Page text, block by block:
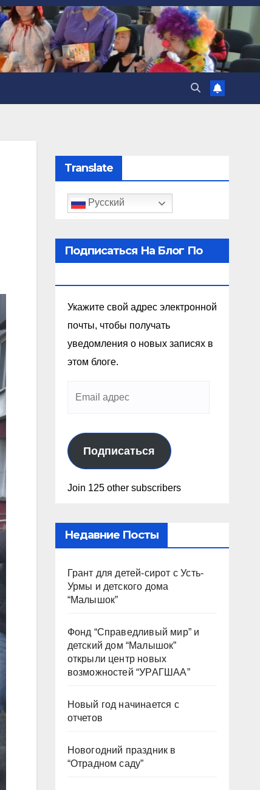
Translate
Русский
Подписаться На Блог По
Укажите свой адрес электронной
почты, чтобы получать
уведомления о новых записях в
этом блоге.
Подписаться
Join 125 other subscribers
Недавние Посты
Грант для детей-сирот с Усть-
Урмы и детского дома
“Малышок”
Фонд “Справедливый мир” и
детский дом “Малышок”
открыли центр новых
возможностей “УРАГШАА”
Новый год начинается с
отчетов
Новогодний праздник в
“Отрадном саду”